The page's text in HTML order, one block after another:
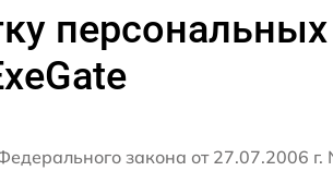
закона от